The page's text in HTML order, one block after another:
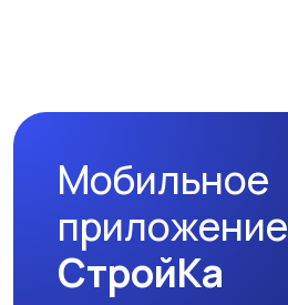
Мобильное
приложение
СтройКа